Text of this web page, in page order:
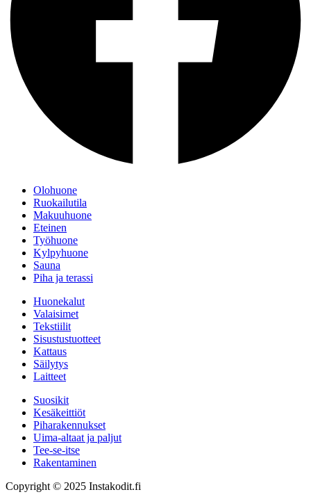
Olohuone
Ruokailutila
Makuuhuone
Eteinen
Työhuone
Kylpyhuone
Sauna
Piha ja terassi
Huonekalut
Valaisimet
Tekstiilit
Sisustustuotteet
Kattaus
Säilytys
Laitteet
Suosikit
Kesäkeittiöt
Piharakennukset
Uima-altaat ja paljut
Tee-se-itse
Rakentaminen
Copyright © 2025 Instakodit.fi